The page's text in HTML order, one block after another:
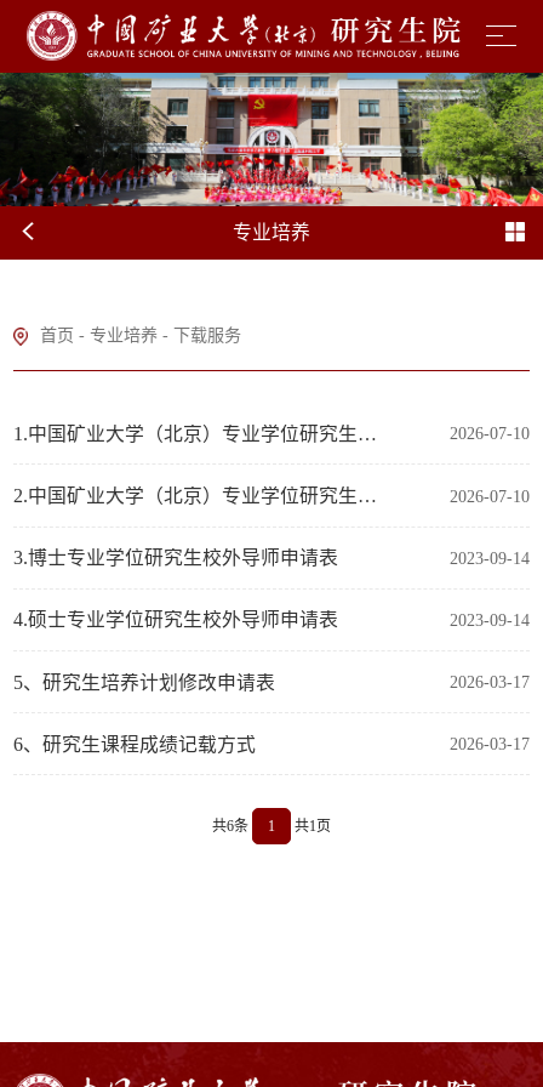
专业培养
首页 -专业培养 -下载服务
1.中国矿业大学（北京）专业学位研究生专业实践计划表 2026-07-10
2.中国矿业大学（北京）专业学位研究生专业实践考核登记表 2026-07-10
3.博士专业学位研究生校外导师申请表 2023-09-14
4.硕士专业学位研究生校外导师申请表 2023-09-14
5、研究生培养计划修改申请表 2026-03-17
6、研究生课程成绩记载方式 2026-03-17
共6条 1 共1页